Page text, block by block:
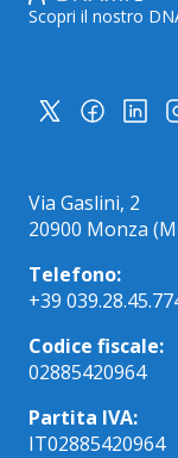
Scopri il nostro
Via Gaslini, 2
20900 Monza
Telefono:
+39
Codice fiscale:
02885420964
Partita IVA:
IT02885420964